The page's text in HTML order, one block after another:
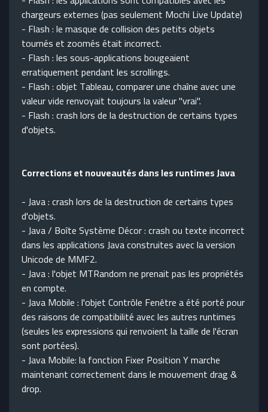
chargeurs externes (pas seulement Mochi Live Update)
- Flash : le masque de collision des petits objets
tournés et zoomés était incorrect.
- Flash : les sous-applications bougeaient
erratiquement pendant les scrollings.
- Flash : objet Tableau, comparer une chaîne avec une
valeur vide renvoyait toujours la valeur "vrai".
- Flash : crash lors de la destruction de certains types
d'objets.
Corrections et nouveautés dans les runtimes Java
- Java : crash lors de la destruction de certains types
d'objets.
- Java / Boîte Système Décor : crash ou texte incorrect
dans les applications Java construites avec la version
Unicode de MMF2.
- Java : l'objet MTRandom ne prenait pas les propriétés
en compte.
- Java Mobile : l'objet Contrôle Fenêtre a été porté pour
des raisons de compatibilité avec les autres runtimes
(seules les expressions qui renvoient la taille de l'écran
sont portées).
- Java Mobile: la fonction Fixer Position Y marche
maintenant correctement dans le mouvement drag &
drop.